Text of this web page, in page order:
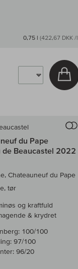
0,75 l (422,67 DKK /
du Pape
de Beaucastel 2022
Chateauneuf du Pape
tør
og kraftfuld
& krydret
100/100
97/100
96/20